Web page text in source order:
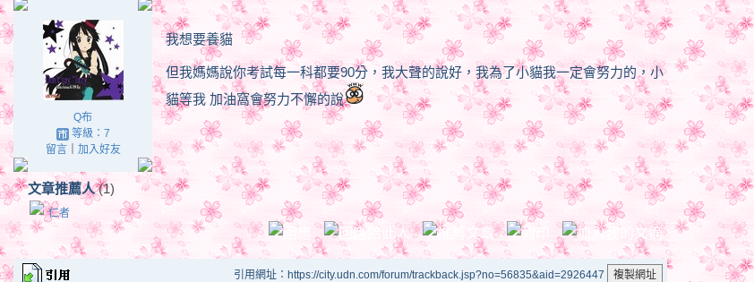
Q布
等級：7
留言｜ 加入好友
文章推薦人(1)
仁者
我想要養貓
但我媽媽說你考試每一科都要90分，我大聲的說好，我為了小貓我一定會努力的，小
貓等我 加油窩會努力不懈的說
引用網址：https://city.udn.com/forum/trackback.jsp?no=56835&aid=2926447